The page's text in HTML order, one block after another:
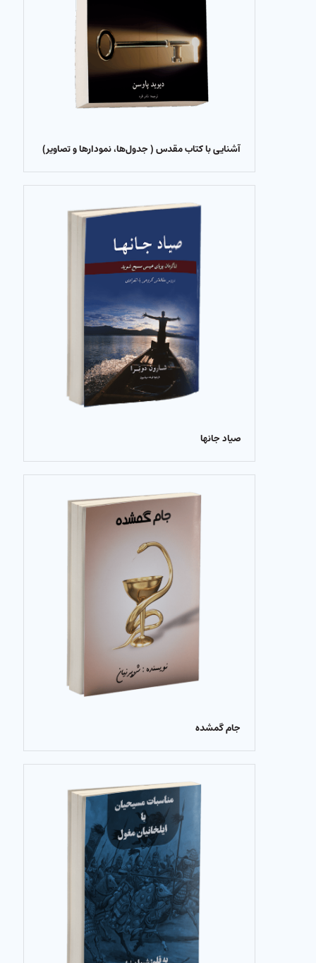
آشنایی با کتاب مقدس ( جدول‌ها، نمودارها و تصاویر)
صیاد جانها
جام گمشده